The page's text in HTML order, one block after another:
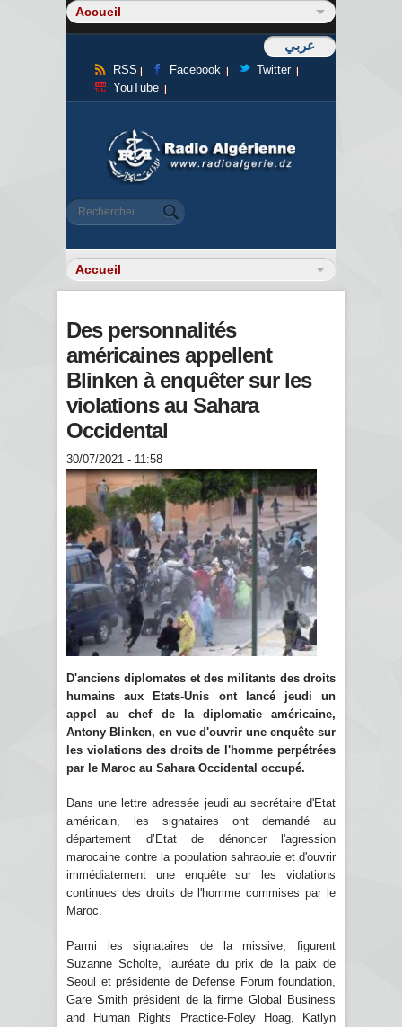
عربي
RSS Facebook
Twitter
YouTube
Formulaire de recherche
Rechercher
Des personnalités
américaines appellent
Blinken à enquêter sur les
violations au Sahara
Occidental
30/07/2021 - 11:58
D'anciens diplomates et des militants des droits
humains aux Etats-Unis ont lancé jeudi un
appel au chef de la diplomatie américaine,
Antony Blinken, en vue d'ouvrir une enquête sur
les violations des droits de l'homme perpétrées
par le Maroc au Sahara Occidental occupé.
Dans une lettre adressée jeudi au secrétaire d'Etat
américain, les signataires ont demandé au
département d’Etat de dénoncer l'agression
marocaine contre la population sahraouie et d'ouvrir
immédiatement une enquête sur les violations
continues des droits de l'homme commises par le
Maroc.
Parmi les signataires de la missive, figurent
Suzanne Scholte, lauréate du prix de la paix de
Seoul et présidente de Defense Forum foundation,
Gare Smith président de la firme Global Business
and Human Rights Practice-Foley Hoag, Katlyn